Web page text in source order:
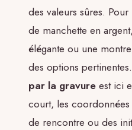
des valeurs sûres.
de manchette en
élégante ou une
des options
par la gravure est ici
court, les
de rencontre ou des